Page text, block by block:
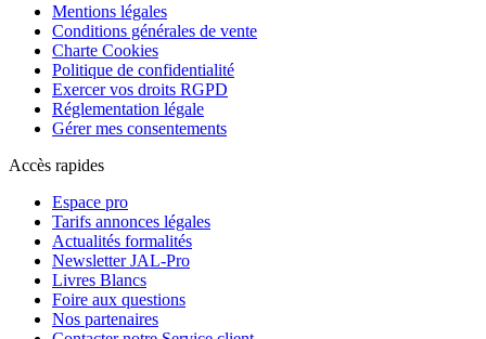
Mentions légales
Conditions générales de vente
Charte Cookies
Politique de confidentialité
Exercer vos droits RGPD
Réglementation légale
Gérer mes consentements
Accès rapides
Espace pro
Tarifs annonces légales
Actualités formalités
Newsletter JAL-Pro
Livres Blancs
Foire aux questions
Nos partenaires